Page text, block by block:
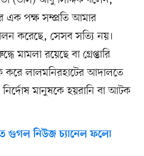
এক পক্ষ সম্প্রতি আমার
করেছে, সেসব সত্যি নয়।
মামলা রয়েছে বা গ্রেপ্তারি
করে লালমনিরহাটের আদালতে
মানুষকে হয়রানি বা আটক
গুগল নিউজ চ্যানেল ফলো